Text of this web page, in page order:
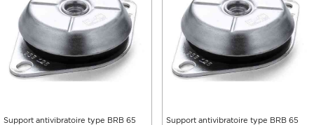
Support antivibratoire type BRB 65
Support antivibratoire type BRB 65